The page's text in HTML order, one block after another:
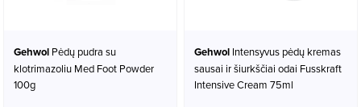
Gehwol
klotrimazoliu Med Foot Powder
100g
Gehwol
sausai ir šiurkščiai odai Fusskraft
Intensive Cream 75ml